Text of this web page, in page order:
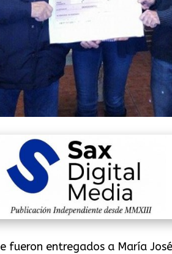
fueron entregados a María